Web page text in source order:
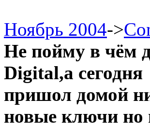
Ноябрь 2004->
Не пойму в чём
Digital,а сегодня
пришол домой
новые ключи но